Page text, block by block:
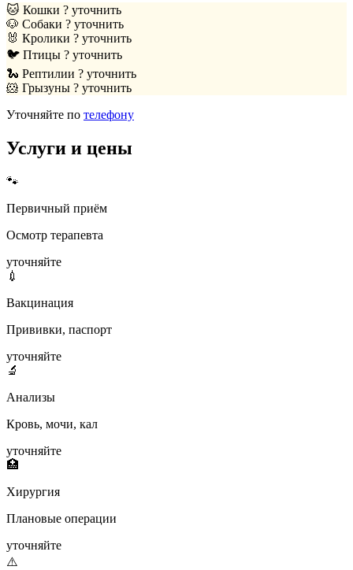
🐱 Кошки ? уточнить
🐶 Собаки ? уточнить
🐰 Кролики ? уточнить
🐦 Птицы ? уточнить
🐍 Рептилии ? уточнить
🐹 Грызуны ? уточнить
Уточняйте по телефону
Услуги и цены
🐾
Первичный приём
Осмотр терапевта
уточняйте
💉
Вакцинация
Прививки, паспорт
уточняйте
🔬
Анализы
Кровь, мочи, кал
уточняйте
🏥
Хирургия
Плановые операции
уточняйте
⚠️